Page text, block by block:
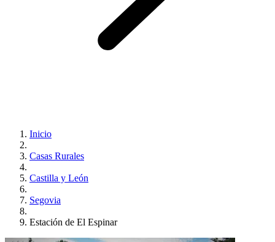
Inicio
Casas Rurales
Castilla y León
Segovia
Estación de El Espinar